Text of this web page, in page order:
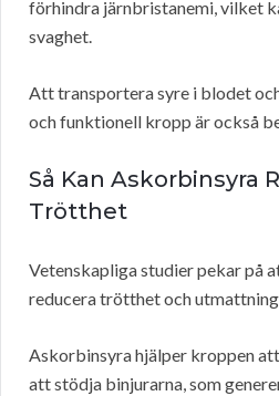
förhindra järnbristanemi, vilket
svaghet.
Att transportera syre i blodet
och funktionell kropp är också
Så Kan Askorbinsyra
Trötthet
Vetenskapliga studier pekar på
reducera trötthet och
Askorbinsyra hjälper kroppen
att stödja binjurarna, som